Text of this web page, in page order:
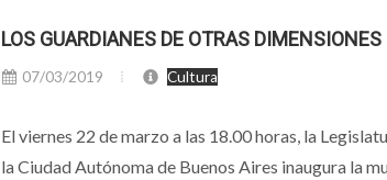
LOS GUARDIANES DE OTRAS DIMENSIONES
07/03/2019 Cultura
El viernes 22 de marzo a las 18.00 horas, la
la Ciudad Autónoma de Buenos Aires inaugura la